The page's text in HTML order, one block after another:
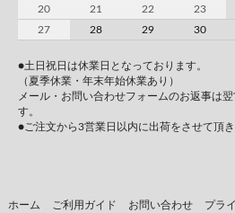
20
21 22 23
27
28 29 30
●土日祝日は休業日となっております。
（夏季休業・年末年始休業あり）
メール・お問い合わせフォームのお返事は
す。
●ご注文から3営業日以内に出荷をさせて頂き
ホーム ご利用ガイド お問い合わせ プラ